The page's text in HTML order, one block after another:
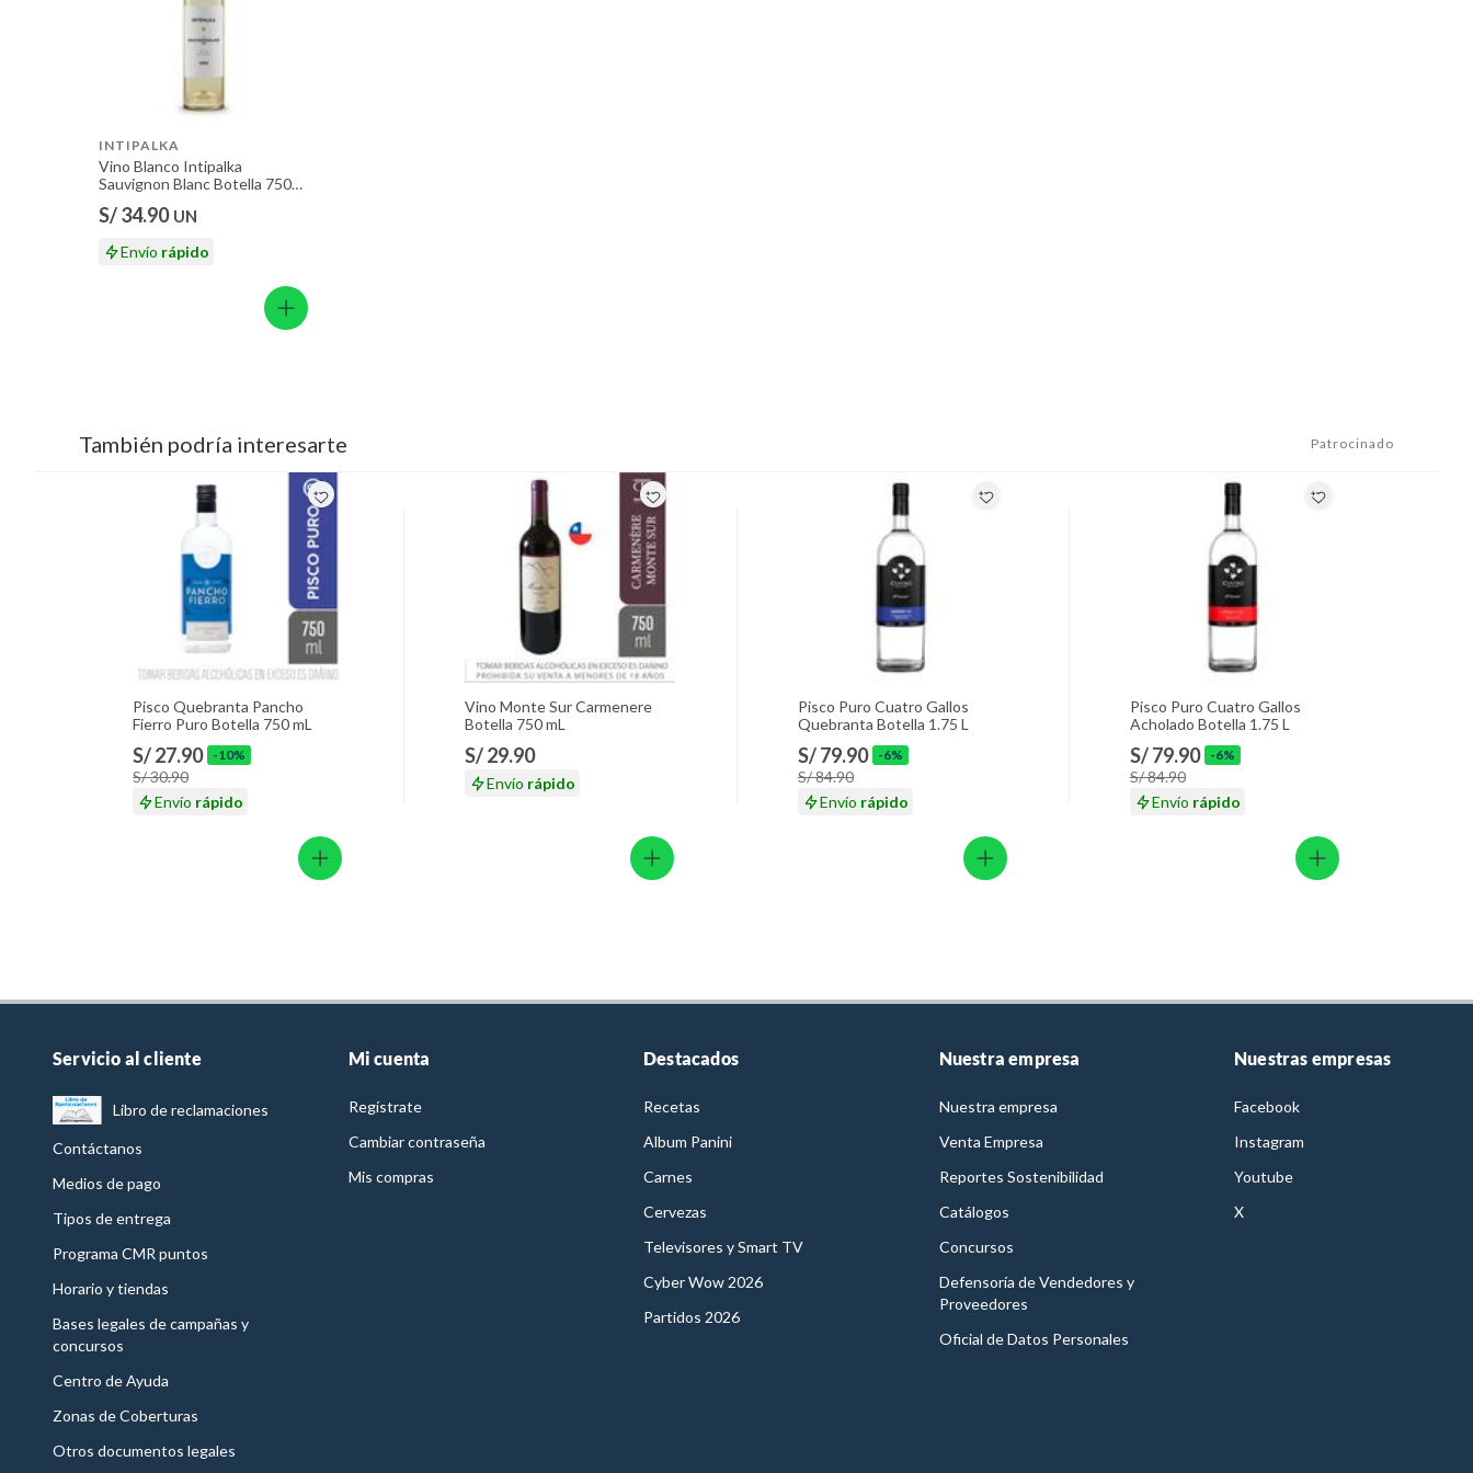
INTIPALKA
Vino Blanco Intipalka
Sauvignon Blanc Botella 750
S/ 34.90 UN
Envío rápido
También podría interesarte Patrocinado
Pisco Quebranta Pancho
Fierro Puro Botella 750 mL
S/ 27.90 -10%
S/ 30.90
Envío rápido
Vino Monte Sur Carmenere
Botella 750 mL
S/ 29.90
Envío rápido
Pisco Puro Cuatro Gallos
Quebranta Botella 1.75 L
S/ 79.90 -6%
S/ 84.90
Envío rápido
Pisco Puro Cuatro Gallos
Acholado Botella 1.75 L
S/ 79.90 -6%
S/ 84.90
Envío rápido
Servicio al cliente
Libro de reclamaciones
Contáctanos
Medios de pago
Tipos de entrega
Programa CMR puntos
Horario y tiendas
Bases legales de campañas y
concursos
Centro de Ayuda
Zonas de Coberturas
Otros documentos legales
Mi cuenta
Regístrate
Cambiar contraseña
Mis compras
Destacados
Recetas
Album Panini
Carnes
Cervezas
Televisores y Smart TV
Cyber Wow 2026
Partidos 2026
Nuestra empresa
Nuestra empresa
Venta Empresa
Reportes Sostenibilidad
Catálogos
Concursos
Defensoría de Vendedores y
Proveedores
Oficial de Datos Personales
Nuestras empresas
Facebook
Instagram
Youtube
X